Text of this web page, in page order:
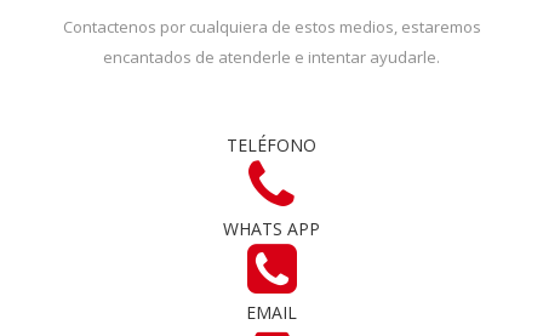
Contactenos por cualquiera de estos medios, estaremos
encantados de atenderle e intentar ayudarle.
TELÉFONO
WHATS APP
EMAIL